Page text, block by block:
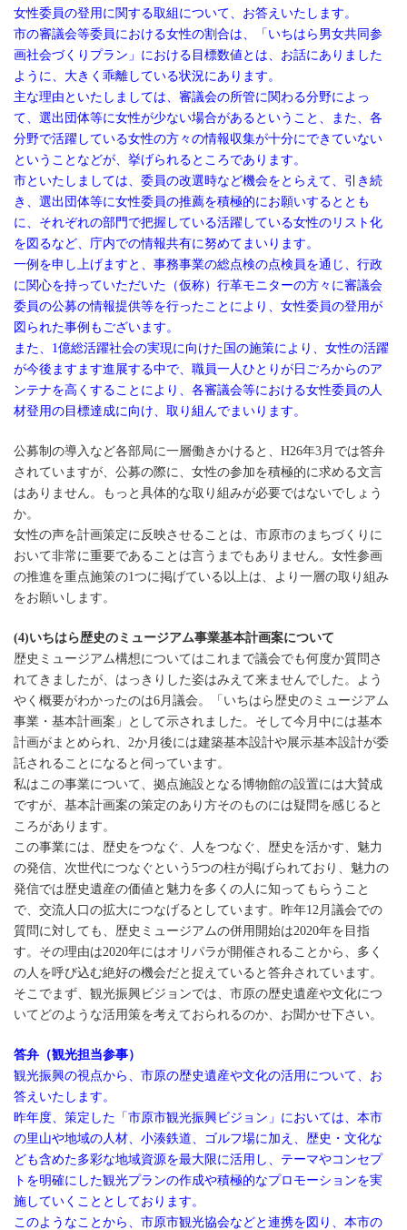
女性委員の登用に関する取組について、お答えいたします。
市の審議会等委員における女性の割合は、「いちはら男女共同参
画社会づくりプラン」における目標数値とは、お話にありました
ように、大きく乖離している状況にあります。
主な理由といたしましては、審議会の所管に関わる分野によっ
て、選出団体等に女性が少ない場合があるということ、また、各
分野で活躍している女性の方々の情報収集が十分にできていない
ということなどが、挙げられるところであります。
市といたしましては、委員の改選時など機会をとらえて、引き続
き、選出団体等に女性委員の推薦を積極的にお願いするととも
に、それぞれの部門で把握している活躍している女性のリスト化
を図るなど、庁内での情報共有に努めてまいります。
一例を申し上げますと、事務事業の総点検の点検員を通じ、行政
に関心を持っていただいた（仮称）行革モニターの方々に審議会
委員の公募の情報提供等を行ったことにより、女性委員の登用が
図られた事例もございます。
また、1億総活躍社会の実現に向けた国の施策により、女性の活躍
が今後ますます進展する中で、職員一人ひとりが日ごろからのア
ンテナを高くすることにより、各審議会等における女性委員の人
材登用の目標達成に向け、取り組んでまいります。
公募制の導入など各部局に一層働きかけると、H26年3月では答弁
されていますが、公募の際に、女性の参加を積極的に求める文言
はありません。もっと具体的な取り組みが必要ではないでしょう
か。
女性の声を計画策定に反映させることは、市原市のまちづくりに
おいて非常に重要であることは言うまでもありません。女性参画
の推進を重点施策の1つに掲げている以上は、より一層の取り組み
をお願いします。
(4)いちはら歴史のミュージアム事業基本計画案について
歴史ミュージアム構想についてはこれまで議会でも何度か質問さ
れてきましたが、はっきりした姿はみえて来ませんでした。よう
やく概要がわかったのは6月議会。「いちはら歴史のミュージアム
事業・基本計画案」として示されました。そして今月中には基本
計画がまとめられ、2か月後には建築基本設計や展示基本設計が委
託されることになると伺っています。
私はこの事業について、拠点施設となる博物館の設置には大賛成
ですが、基本計画案の策定のあり方そのものには疑問を感じると
ころがあります。
この事業には、歴史をつなぐ、人をつなぐ、歴史を活かす、魅力
の発信、次世代につなぐという5つの柱が掲げられており、魅力の
発信では歴史遺産の価値と魅力を多くの人に知ってもらうこと
で、交流人口の拡大につなげるとしています。昨年12月議会での
質問に対しても、歴史ミュージアムの併用開始は2020年を目指
す。その理由は2020年にはオリパラが開催されることから、多く
の人を呼び込む絶好の機会だと捉えていると答弁されています。
そこでまず、観光振興ビジョンでは、市原の歴史遺産や文化につ
いてどのような活用策を考えておられるのか、お聞かせ下さい。
答弁（観光担当参事）
観光振興の視点から、市原の歴史遺産や文化の活用について、お
答えいたします。
昨年度、策定した「市原市観光振興ビジョン」においては、本市
の里山や地域の人材、小湊鉄道、ゴルフ場に加え、歴史・文化な
ども含めた多彩な地域資源を最大限に活用し、テーマやコンセプ
トを明確にした観光プランの作成や積極的なプロモーションを実
施していくこととしております。
このようなことから、市原市観光協会などと連携を図り、本市の